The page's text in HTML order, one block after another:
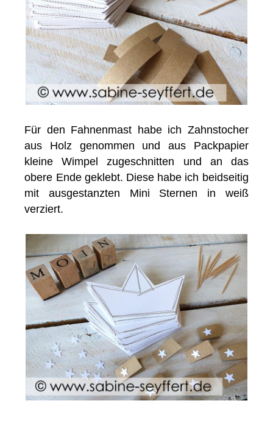
Für den Fahnenmast habe ich Zahnstocher
aus Holz genommen und aus Packpapier
kleine Wimpel zugeschnitten und an das
obere Ende geklebt. Diese habe ich beidseitig
mit ausgestanzten Mini Sternen in weiß
verziert.